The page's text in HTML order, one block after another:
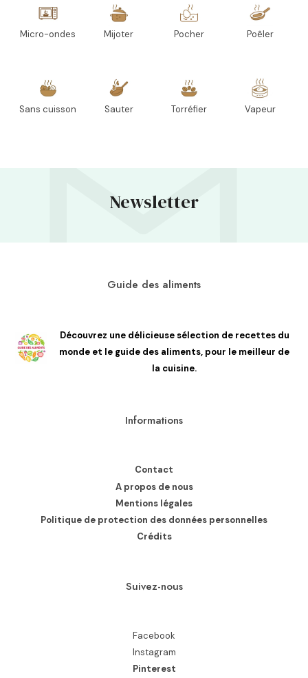
Micro-ondes Mijoter Pocher Poêler
Sans cuisson Sauter Torréfier Vapeur
Newsletter
Guide des aliments
Découvrez une délicieuse sélection de recettes du
monde et le guide des aliments, pour le meilleur de
la cuisine.
Informations
Contact
A propos de nous
Mentions légales
Politique de protection des données personnelles
Crédits
Suivez-nous
Facebook
Instagram
Pinterest